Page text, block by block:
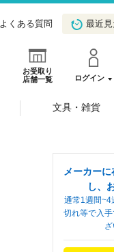
よくある質問 最近
お受取り
店舗一覧
ログイン
文具・雑貨
メーカー
し、
通常1週間
切れ等で入